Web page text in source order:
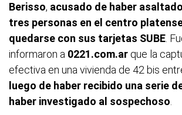
Berisso, acusado de haber
tres personas en el centro
quedarse con sus tarjetas SUBE .
informaron a 0221.com.ar que la
efectiva en una vivienda de 42 bis
luego de haber recibido una serie
haber investigado al sospechoso